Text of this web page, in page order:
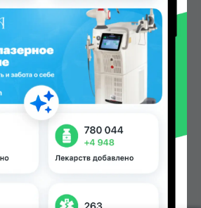
и других городах